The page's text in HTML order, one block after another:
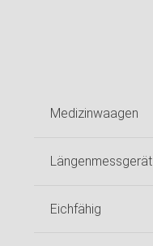
Medizinwaagen
Längenmessgerät
Eichfähig